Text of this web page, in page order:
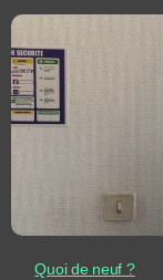
Quoi de neuf ?